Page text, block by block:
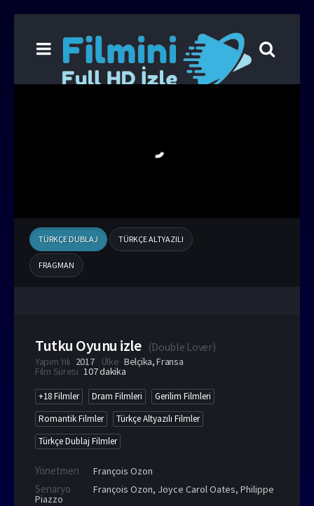
TÜRKÇE DUBLAJ TÜRKÇE ALTYAZILI
FRAGMAN
Tutku Oyunu izle (Double Lover)
Yapım Yılı 2017 Ülke Belçika,Fransa
Film Süresi 107 dakika
+18 Filmler Dram Filmleri
Gerilim Filmleri
Romantik Filmler
Türkçe Altyazılı Filmler
Türkçe Dublaj Filmler
Yönetmen François Ozon
Senaryo François Ozon, Joyce Carol Oates, Philippe
Piazzo